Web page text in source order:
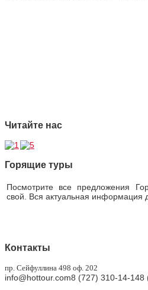
Читайте нас
Горящие туры
Посмотрите все предложения
свой. Вся актуальная информация
Контакты
пр. Сейфуллина 498 оф. 202
info@hottour.com8 (727) 310-14-148